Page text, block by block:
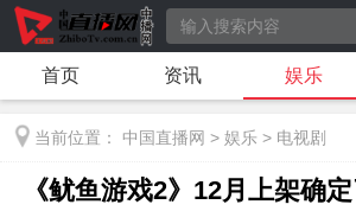
首页 资讯 娱乐
当前位置： 中国直播网 > 娱乐 > 电视剧
《鱿鱼游戏2》12月上架确